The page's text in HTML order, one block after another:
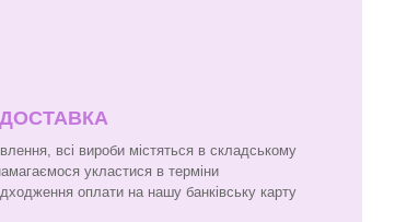
всі вироби містяться в складському
укластися в терміни
оплати на нашу банківську карту